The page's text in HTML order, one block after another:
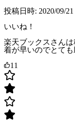
投稿日時: 2020/09/21
いいね！
楽天ブックスさん
着が早いのでとて
11